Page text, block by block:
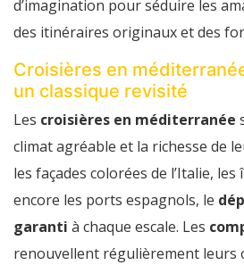
d’imagination pour séduire les
des itinéraires originaux et des
Croisières en
un classique revisité
Les croisières en méditerranée
climat agréable et la richesse de
les façades colorées de l’Italie,
encore les ports espagnols, le
garanti à chaque escale. Les
renouvellent régulièrement leurs